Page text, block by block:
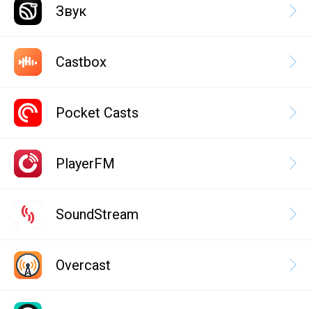
Звук
Castbox
Pocket Casts
PlayerFM
SoundStream
Overcast